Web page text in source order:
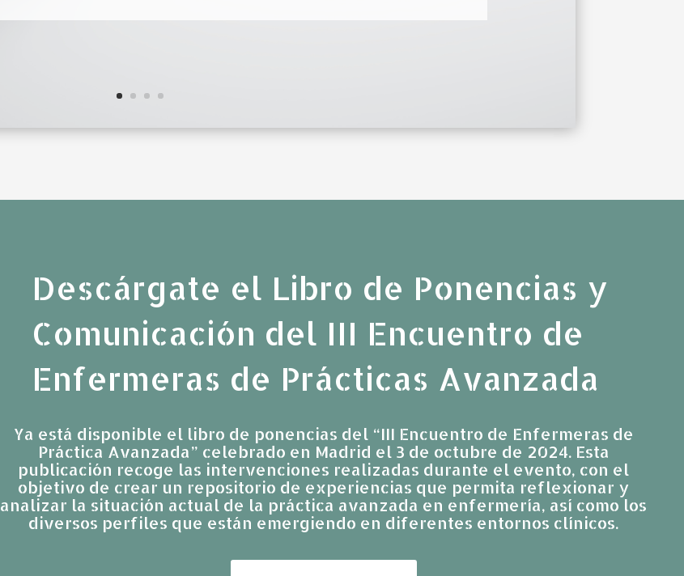
Descárgate el Libro de Ponencias y
Comunicación del III Encuentro de
Enfermeras de Prácticas Avanzada
Ya está disponible el libro de ponencias del “III Encuentro de Enfermeras de
Práctica Avanzada” celebrado en Madrid el 3 de octubre de 2024. Esta
publicación recoge las intervenciones realizadas durante el evento, con el
objetivo de crear un repositorio de experiencias que permita reflexionar y
analizar la situación actual de la práctica avanzada en enfermería, así como los
diversos perfiles que están emergiendo en diferentes entornos clínicos.